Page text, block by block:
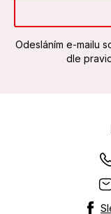
Odesláním e-mailu
dle